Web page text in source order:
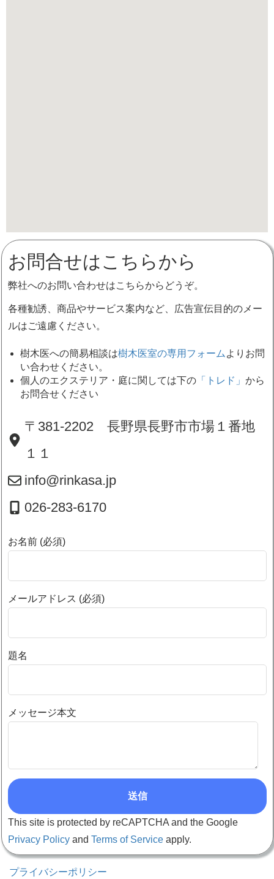
お問合せはこちらから
弊社へのお問い合わせはこちらからどうぞ。
各種勧誘、商品やサービス案内など、広告宣伝目的のメー
ルはご遠慮ください。
樹木医への簡易相談は樹木医室の専用フォーム よりお問
い合わせください。
個人のエクステリア・庭に関しては下の 「トレド」 から
お問合せください
〒381-2202 長野県長野市市場１番地
１１
info@rinkasa.jp
026-283-6170
お名前 (必須)
メールアドレス (必須)
題名
メッセージ本文
This site is protected by reCAPTCHA and the Google
Privacy Policy and Terms of Service apply.
プライバシーポリシー